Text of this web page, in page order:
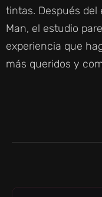
tintas. Después del
Man, el estudio
experiencia que
más queridos y